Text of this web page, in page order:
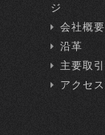
ジ
会社概要
沿革
主要取
アクセ